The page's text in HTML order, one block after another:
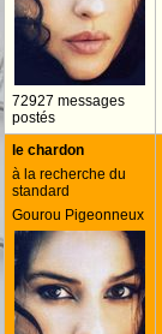
72927 messages
postés
le chardon
à la recherche du
standard
Gourou Pigeonneux